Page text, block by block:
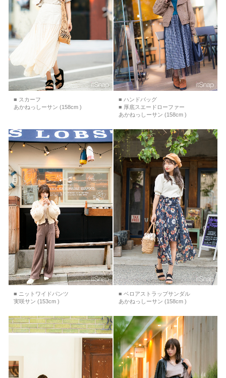
■ スカーフ
あかねっしーサン (158cm )
■ ハンドバッグ
■ 厚底スエードローファー
あかねっしーサン (158cm )
■ ニットワイドパンツ
実咲サン (153cm )
■ ベロアストラップサンダル
あかねっしーサン (158cm )